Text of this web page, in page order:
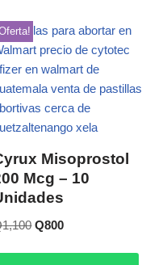
Misoprostol
Mcg – 10
1,100 Q800